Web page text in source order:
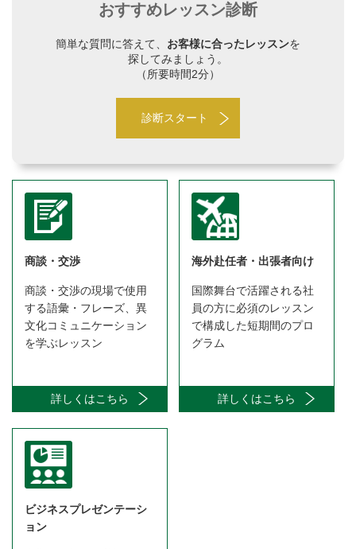
おすすめレッスン診断
簡単な質問に答えて、 お客様に合ったレッスンを
探してみましょう。
（所要時間2分）
診断スタート
商談・交渉
商談・交渉の現場で使用
する語彙・フレーズ、異
文化コミュニケーション
を学ぶレッスン
詳しくはこちら
海外赴任者・出張者向け
国際舞台で活躍される社
員の方に必須のレッスン
で構成した短期間のプロ
グラム
詳しくはこちら
ビジネスプレゼンテーシ
ョン